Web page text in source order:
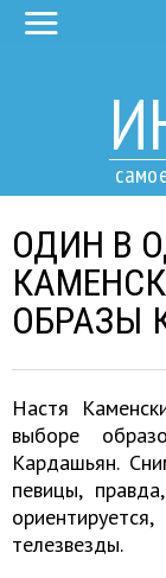
ОДИН В
ОБРАЗЫ
Настя
выборе
Кардашьян.
певицы,
телезвезды.